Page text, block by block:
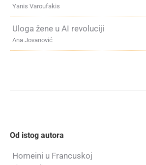
Yanis Varoufakis
Uloga žene u AI revoluciji
Ana Jovanović
Od istog autora
Homeini u Francuskoj